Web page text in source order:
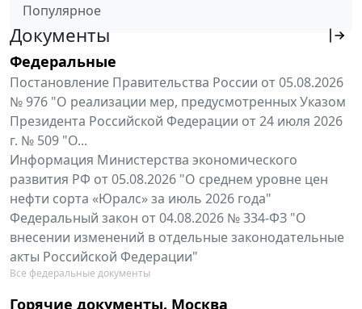
Популярное
Документы
Федеральные
Постановление Правительства России от 05.08.2026
№ 976 "О реализации мер, предусмотренных Указом
Президента Российской Федерации от 24 июля 2026
г. № 509 "О...
Информация Министерства экономического
развития РФ от 05.08.2026 "О среднем уровне цен
нефти сорта «Юралс» за июль 2026 года"
Федеральный закон от 04.08.2026 № 334-ФЗ "О
внесении изменений в отдельные законодательные
акты Российской Федерации"
Все федеральные документы
Горячие документы. Москва